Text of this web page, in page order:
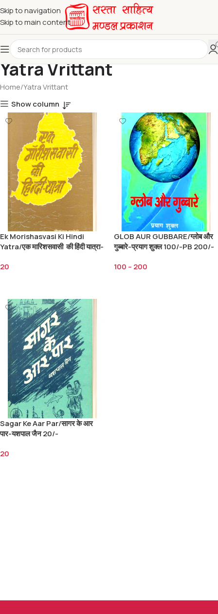
Skip to navigation
Skip to main content
Yatra Vrittant
Home Yatra Vrittant
Show column
Ek Morishasvasi Ki Hindi
Yatra/एक मारिशसवासी की हिंदी यात्रा-
20
GLOB AUR GUBBARE/ग्लोब और
गुब्बारे-प्रयाग शुक्ल 100/-PB 200/-
100 – 200
Sagar Ke Aar Par/सागर के आर
पार-यशपाल जैन 20/-
20